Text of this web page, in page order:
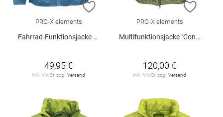
ZUR WUNSCHLISTE HINZUFÜGEN
PRO-X elements
Fahrrad-Funktionsjacke "Lady Packable"
49,95 €
inkl. MwSt. zzgl.Versand
ZUR
PRO-X elements
Multifunktionsjacke "Conrad"
120,00 €
inkl. MwSt. zzgl.Versand